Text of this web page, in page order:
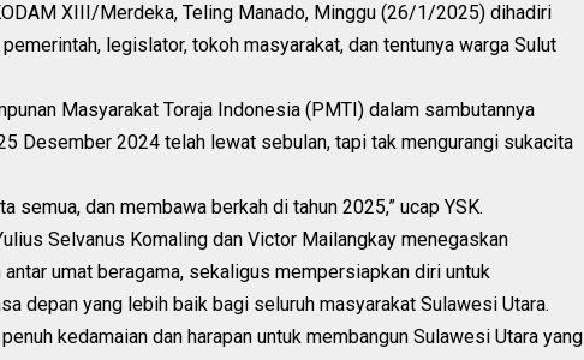
XIII/Merdeka, Teling Manado, Minggu (26/1/2025) dihadiri
legislator, tokoh masyarakat, dan tentunya warga Sulut
Masyarakat Toraja Indonesia (PMTI) dalam sambutannya
Desember 2024 telah lewat sebulan, tapi tak mengurangi sukacita
semua, dan membawa berkah di tahun 2025,” ucap YSK.
Selvanus Komaling dan Victor Mailangkay menegaskan
umat beragama, sekaligus mempersiapkan diri untuk
depan yang lebih baik bagi seluruh masyarakat Sulawesi Utara.
kedamaian dan harapan untuk membangun Sulawesi Utara yang